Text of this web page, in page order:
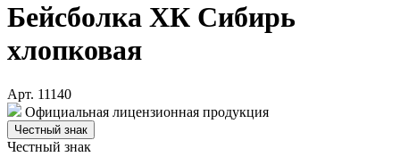
Бейсболка ХК Сибирь
хлопковая
Арт. 11140
Официальная лицензионная продукция
Честный знак
Честный знак